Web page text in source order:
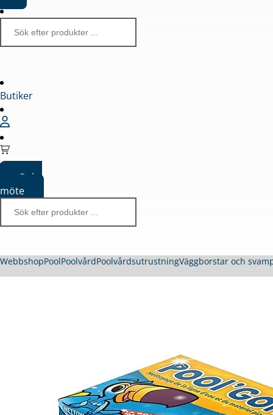
Butiker
Boka
möte
WebbshopPoolPoolvårdPoolvårdsutrustningVäggborstar och